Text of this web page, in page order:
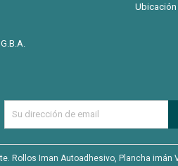
Ubicación
Rollos Iman Autoadhesivo, Plancha imán